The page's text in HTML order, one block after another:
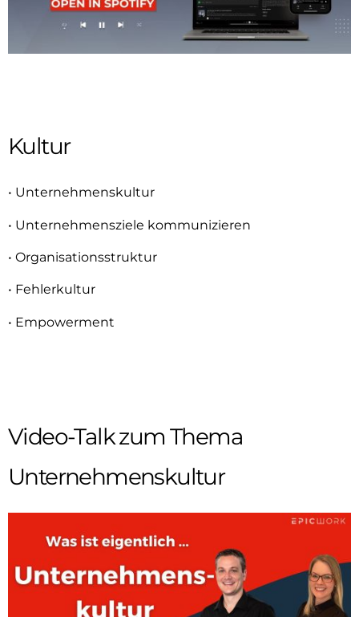
Kultur
• Unternehmenskultur
• Unternehmensziele kommunizieren
• Organisationsstruktur
• Fehlerkultur
• Empowerment
Video-Talk zum Thema
Unternehmenskultur